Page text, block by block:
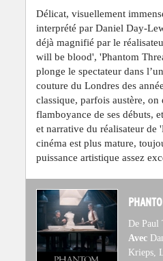
Délicat, visuellement
interprété par Daniel Day-
déjà magnifié par le
will be blood', 'Phantom
plonge le spectateur dans
couture du Londres des
classique, parfois austère, on
flamboyance de ses débuts,
et narrative du réalisateur de
cinéma est plus mature,
puissance artistique assez
De Paul
Avec
Krieps,